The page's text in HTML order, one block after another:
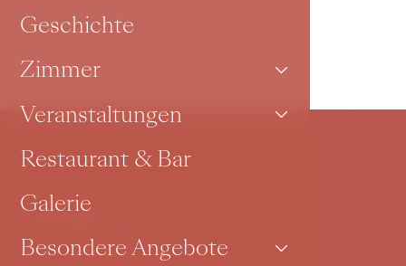
Geschichte
Zimmer
Veranstaltungen
Restaurant & Bar
Galerie
Besondere Angebote
Kontakt